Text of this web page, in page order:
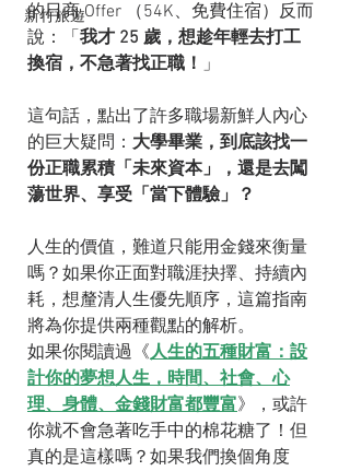
新竹旅遊
的日商 Offer （54K、免費住宿）反而
說：「 我才 25 歲，想趁年輕去打工
換宿，不急著找正職！ 」
這句話，點出了許多職場新鮮人內心
的巨大疑問： 大學畢業，到底該找一
份正職累積「未來資本」，還是去闖
蕩世界、享受「當下體驗」？
人生的價值，難道只能用金錢來衡量
嗎？如果你正面對職涯抉擇、持續內
耗，想釐清人生優先順序，這篇指南
將為你提供兩種觀點的解析。
如果你閱讀過《人生的五種財富：設
計你的夢想人生，時間、社會、心
理、身體、金錢財富都豐富》，或許
你就不會急著吃手中的棉花糖了！但
真的是這樣嗎？如果我們換個角度